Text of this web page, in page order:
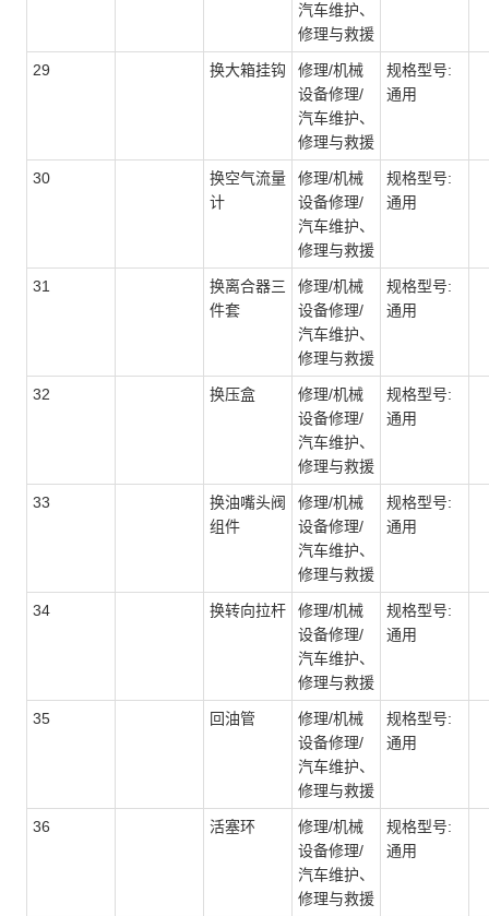
汽车维护、
修理与救援
29 换大箱挂钩
修理/机械
设备修理/
汽车维护、
修理与救援
规格型号:
通用
30
换空气流量
计
修理/机械
设备修理/
汽车维护、
修理与救援
规格型号:
通用
31
换离合器三
件套
修理/机械
设备修理/
汽车维护、
修理与救援
规格型号:
通用
32 换压盒
修理/机械
设备修理/
汽车维护、
修理与救援
规格型号:
通用
33
换油嘴头阀
组件
修理/机械
设备修理/
汽车维护、
修理与救援
规格型号:
通用
34 换转向拉杆
修理/机械
设备修理/
汽车维护、
修理与救援
规格型号:
通用
35 回油管
修理/机械
设备修理/
汽车维护、
修理与救援
规格型号:
通用
36 活塞环
修理/机械
设备修理/
汽车维护、
修理与救援
规格型号:
通用